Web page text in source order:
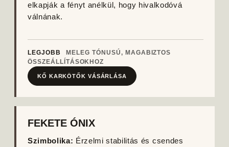
elkapják a fényt anélkül, hogy hivalkodóvá
válnának.
LEGJOBB
MELEG TÓNUSÚ, MAGABIZTOS
ÖSSZEÁLLÍTÁSOKHOZ
KŐ KARKÖTŐK VÁSÁRLÁSA
FEKETE ÓNIX
Szimbolika: Érzelmi stabilitás és csendes